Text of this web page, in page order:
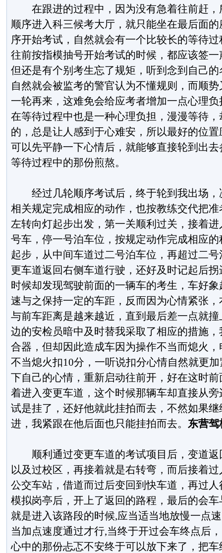
在跟进的过程中，因为没有急着往前赶，
顺序进入科三候考大厅，就只能坐在最后面
序开始考试，自然就会有一个比较长的等待
往前按指模抽号开始考试的时候，都应该签
但还是有个别考生忘了规矩，听到念到自己
自然就会被监考的警官认为不懂规则，而顺
一轮再来，这难免会给应考者增加一点心理
在等待过程中也是一种心理负担，漫漫等待
的，总是让人感到于心难安，所以最好的位
可以先平静一下心情后，就能够直接轮到出
等待过程中的那份煎熬。
经过几轮顺序考试后，终于轮到我出场，
相关规定完成相应的动作，也按教练交代把
左转向灯起步出发，第一关顺利过关，接着
号车，停一号泊车位，按规定动作完成相应
起步，从中间车道过二号泊车位，再超过二
更车道返回右侧车道行驶，还好及时记起后
时候却发现驾驶前面的一辆车的考生，车好
速与之保持一定的车距，反而因为心情紧张
与前车距离是越来越近，直到最后差一点就
边的安检员暗中及时替我采取了相应的措施
合器，但却因此造成车因为操作不当而熄火
不当熄火扣10分，一听说扣分心情自然就更
下自己的心情，重新启动往前开，好在这时
着进入变更车道，这个时候那辆车却直接从
试是挂了，还好他就此挂拍而去，不然如果
进，我紧跟在他后面也只能挂拍而去。 东营驾
顺利通过变更车道的考试项目后，变道返
以及过校区，再接着就是右转弯，而后接着
公交车站，借道而过后变回到快车道，再过
模拟岗亭后，开上了返回的路程，最后的会
就是进入该路段的时候,应当适当地放慢一点
当加点速度通过才行,当终于开过会车终点后
心中的那份忐忑不安终于可以放下来了，把